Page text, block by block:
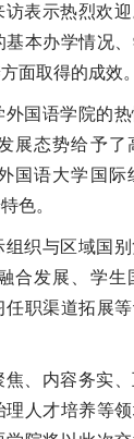
表示热烈欢
本办学情况
面取得的成效。
国语学院的热
展态势给予了
国语大学国
色。
织与区域国
合发展、学生
职渠道拓展
、内容务实
人才培养等